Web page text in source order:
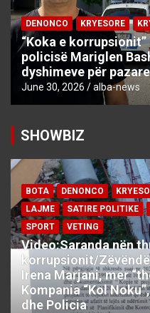
DENONCO KRYESORE
“Koka e
policisë Mariglen
dyshimeve për
June 30, 2026 alba-news
SHOWBIZ
BOTA DENONCO
LAJME
SATIRE POLITIKE
SPORT
VETING
Video:Saranda nën
korrupsionit/
Irena Marjani, mer
Kompania “Kol
dhe Policia